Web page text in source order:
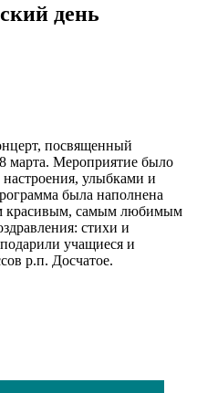
день
посвященный
Мероприятие было
улыбками и
была наполнена
красивым, самым любимым
стихи и
учащиеся и
р.п. Досчатое.